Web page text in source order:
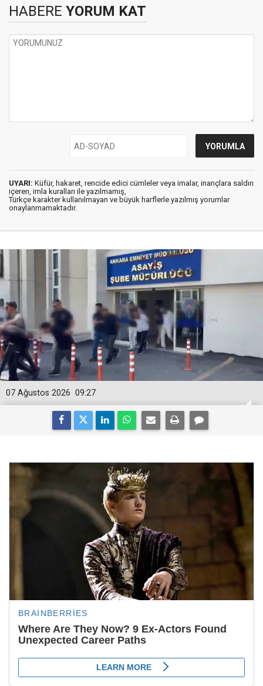
HABERE YORUM KAT
UYARI: Küfür, hakaret, rencide edici cümleler veya imalar, inançlara saldırı
içeren, imla kuralları ile yazılmamış,
Türkçe karakter kullanılmayan ve büyük harflerle yazılmış yorumlar
onaylanmamaktadır.
09:27
07 Ağustos 2026